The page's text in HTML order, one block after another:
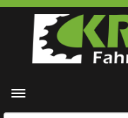
Toggle navigation